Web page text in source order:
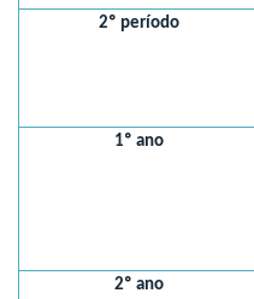
2º período
1º ano
2º ano